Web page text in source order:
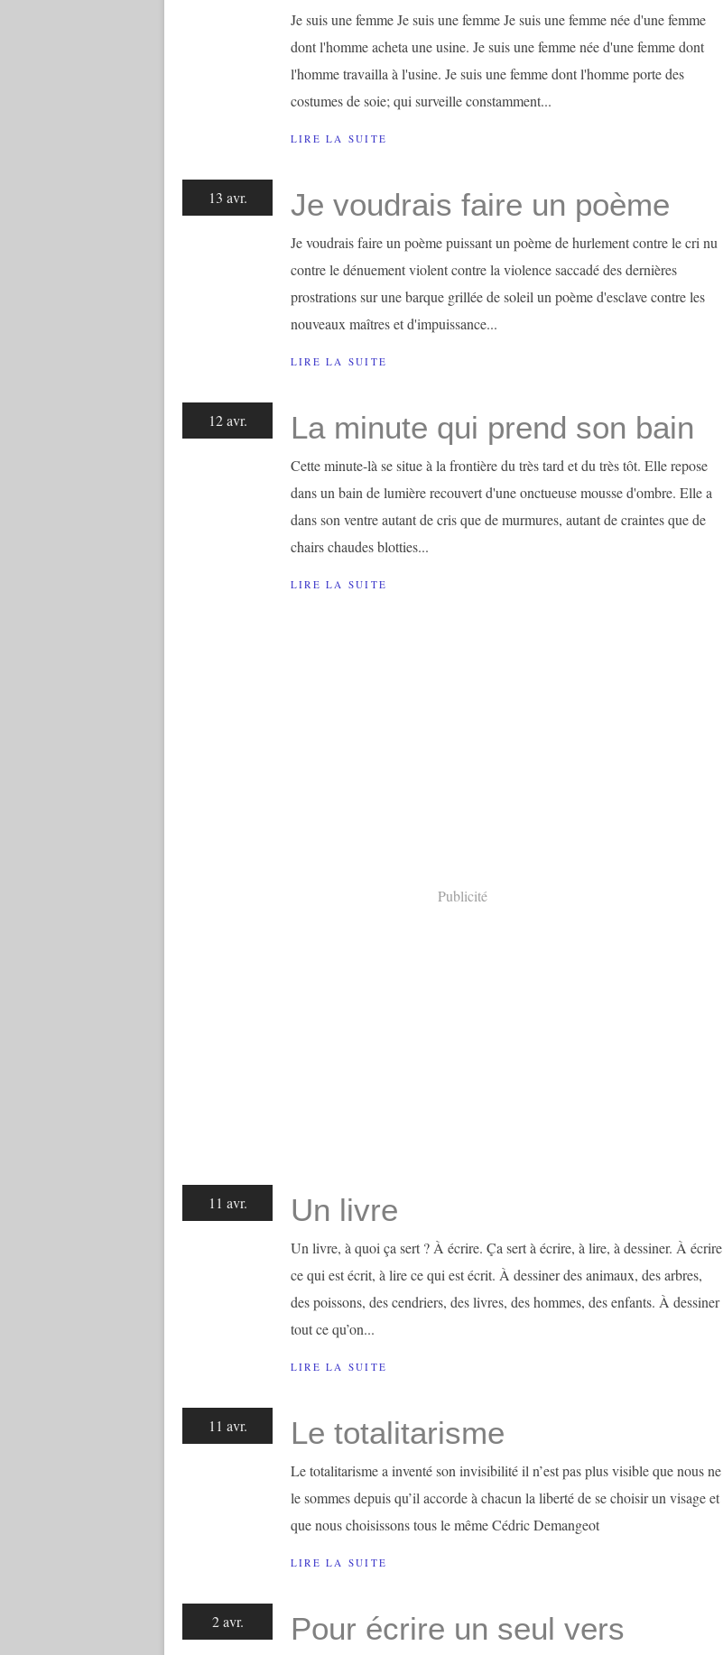
Je suis une femme Je suis une femme Je suis une femme née d'une femme
dont l'homme acheta une usine. Je suis une femme née d'une femme dont
l'homme travailla à l'usine. Je suis une femme dont l'homme porte des
costumes de soie; qui surveille constamment...
LIRE LA SUITE
13 avr. Je voudrais faire un poème
Je voudrais faire un poème puissant un poème de hurlement contre le cri nu
contre le dénuement violent contre la violence saccadé des dernières
prostrations sur une barque grillée de soleil un poème d'esclave contre les
nouveaux maîtres et d'impuissance...
LIRE LA SUITE
12 avr. La minute qui prend son bain
Cette minute-là se situe à la frontière du très tard et du très tôt. Elle repose
dans un bain de lumière recouvert d'une onctueuse mousse d'ombre. Elle a
dans son ventre autant de cris que de murmures, autant de craintes que de
chairs chaudes blotties...
LIRE LA SUITE
Publicité
11 avr. Un livre
Un livre, à quoi ça sert ? À écrire. Ça sert à écrire, à lire, à dessiner. À écrire
ce qui est écrit, à lire ce qui est écrit. À dessiner des animaux, des arbres,
des poissons, des cendriers, des livres, des hommes, des enfants. À dessiner
tout ce qu’on...
LIRE LA SUITE
11 avr. Le totalitarisme
Le totalitarisme a inventé son invisibilité il n’est pas plus visible que nous ne
le sommes depuis qu’il accorde à chacun la liberté de se choisir un visage et
que nous choisissons tous le même Cédric Demangeot
LIRE LA SUITE
2 avr. Pour écrire un seul vers